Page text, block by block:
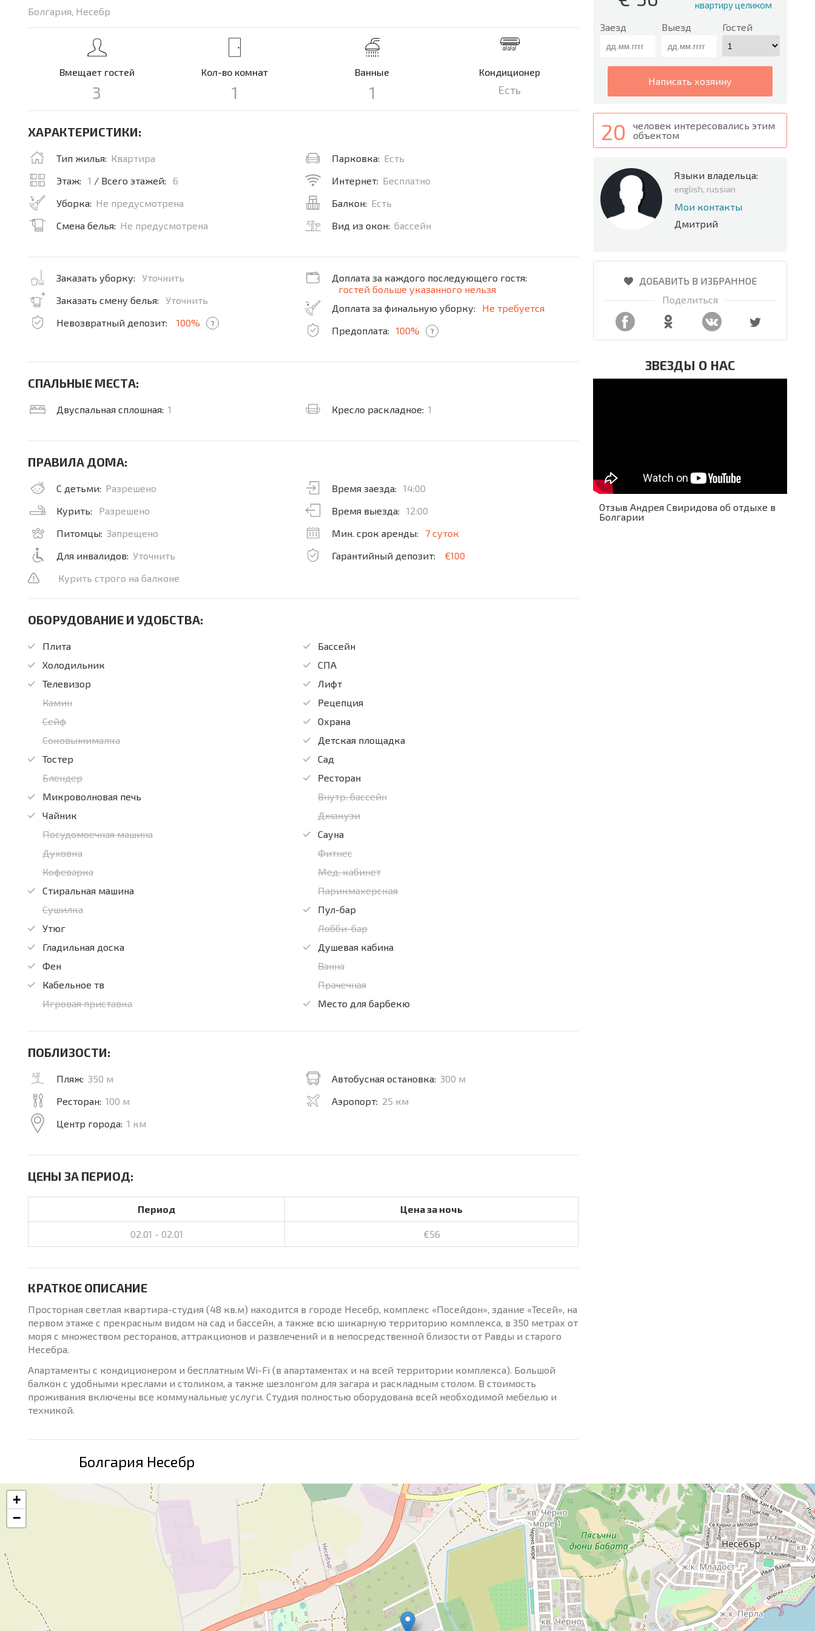
квартиру целиком
Заезд Выезд Гостей
написать хозяину
20
человек интересовались этим
объектом
Языки владельца:
english, russian
Мои контакты
Дмитрий
ДОБАВИТЬ В ИЗБРАННОЕ
Поделиться
ЗВЕЗДЫ О НАС
Отзыв Андрея Свиридова об отдыхе в
Болгарии
Болгария, Несебр
Вмещает гостей
3
Кол-во комнат
1
Ванные
1
Кондиционер
Есть
ХАРАКТЕРИСТИКИ:
Тип жилья: Квартира
Этаж:
1 / Всего этажей:
6
Уборка: Не предусмотрена
Смена белья: Не предусмотрена
Парковка: Есть
Интернет: Бесплатно
Балкон: Есть
Вид из окон: бассейн
Заказать уборку:
Уточнить
Заказать смену белья:
Уточнить
Невозвратный депозит:
100% ?
Доплата за каждого последующего гостя:
гостей больше указанного нельзя
Доплата за финальную уборку:
Не требуется
Предоплата:
100% ?
СПАЛЬНЫЕ МЕСТА:
Двуспальная сплошная: 1 Кресло раскладное: 1
ПРАВИЛА ДОМА:
С детьми: Разрешено
Курить:
Разрешено
Питомцы: Запрещено
Для инвалидов: Уточнить
Время заезда:
14:00
Время выезда:
12:00
Мин. срок аренды:
7 суток
Гарантийный депозит:
€100
Курить строго на балконе
ОБОРУДОВАНИЕ И УДОБСТВА:
Плита
Холодильник
Телевизор
Камин
Сейф
Соковыжималка
Тостер
Блендер
Микроволновая печь
Чайник
Посудомоечная машина
Духовка
Кофеварка
Стиральная машина
Сушилка
Утюг
Гладильная доска
Фен
Кабельное тв
Игровая приставка
Бассейн
СПА
Лифт
Рецепция
Охрана
Детская площадка
Сад
Ресторан
Внутр. бассейн
Джакузи
Сауна
Фитнес
Мед. кабинет
Парикмахерская
Пул-бар
Лобби-бар
Душевая кабина
Ванна
Прачечная
Место для барбекю
ПОБЛИЗОСТИ:
Пляж: 350 м
Ресторан: 100 м
Центр города: 1 км
Автобусная остановка: 300 м
Аэропорт: 25 км
ЦЕНЫ ЗА ПЕРИОД:
Период Цена за ночь
02.01 - 02.01 €56
КРАТКОЕ ОПИСАНИЕ
Просторная светлая квартира-студия (48 кв.м) находится в городе Несебр, комплекс «Посейдон», здание «Тесей», на
первом этаже с прекрасным видом на сад и бассейн, а также всю шикарную территорию комплекса, в 350 метрах от
моря с множеством ресторанов, аттракционов и развлечений и в непосредственной близости от Равды и старого
Несебра.
Апартаменты с кондиционером и бесплатным Wi-Fi (в апартаментах и на всей территории комплекса). Большой
балкон с удобными креслами и столиком, а также шезлонгом для загара и раскладным столом. В стоимость
проживания включены все коммунальные услуги. Студия полностью оборудована всей необходимой мебелью и
техникой.
Болгария Несебр
+
−